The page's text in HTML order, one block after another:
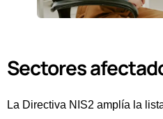
Sectores
La Directiva NIS2 amplía la